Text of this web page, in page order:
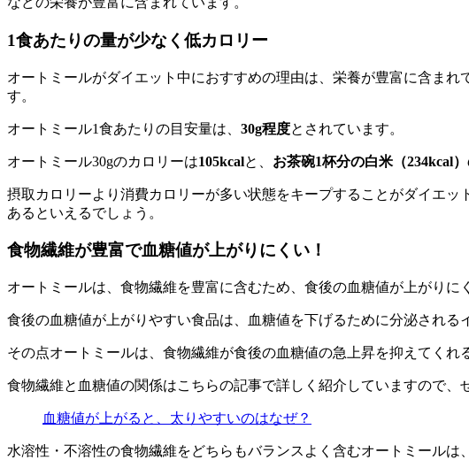
1食あたりの量が少なく低カロリー
オートミールがダイエット中におすすめの理由は、栄養が豊富に含ま
す。
オートミール1食あたりの目安量は、 30g程度とされています。
オートミール30gのカロリーは105kcalと、 お茶碗1杯分の白米（234kcal
摂取カロリーより消費カロリーが多い状態をキープすることがダイエ
あるといえるでしょう。
食物繊維が豊富で血糖値が上がりにくい！
オートミールは、食物繊維を豊富に含むため、食後の血糖値が上がりに
食後の血糖値が上がりやすい食品は、血糖値を下げるために分泌され
その点オートミールは、食物繊維が食後の血糖値の急上昇を抑えてく
食物繊維と血糖値の関係はこちらの記事で詳しく紹介していますので、
血糖値が上がると、太りやすいのはなぜ？
水溶性・不溶性の食物繊維をどちらもバランスよく含むオートミール